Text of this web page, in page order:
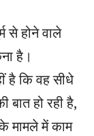
से होने वाले
है।
है कि वह सीधे
बात हो रही है,
मामले में काम